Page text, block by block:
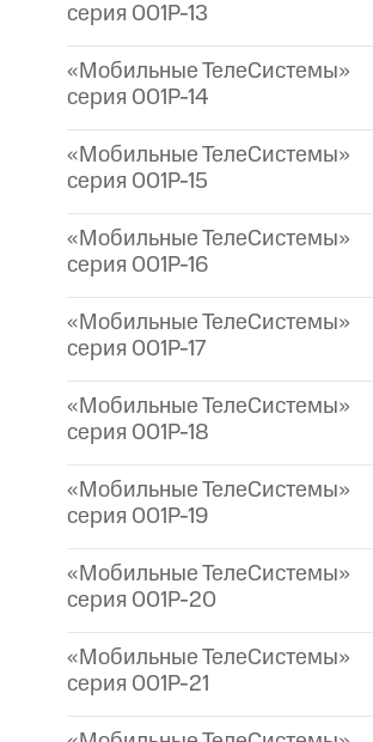
серия 001P-13
«Мобильные ТелеСистемы»
серия 001P-14
«Мобильные ТелеСистемы»
серия 001P-15
«Мобильные ТелеСистемы»
серия 001P-16
«Мобильные ТелеСистемы»
серия 001P-17
«Мобильные ТелеСистемы»
серия 001P-18
«Мобильные ТелеСистемы»
серия 001P-19
«Мобильные ТелеСистемы»
серия 001P-20
«Мобильные ТелеСистемы»
серия 001P-21